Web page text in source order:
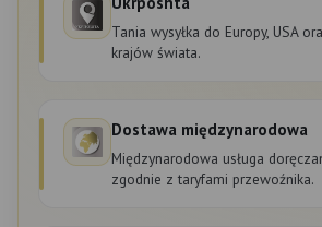
Tania wysyłka do Europy, USA
krajów świata.
Dostawa międzynarodowa
Międzynarodowa usługa
zgodnie z taryfami przewoźnika.